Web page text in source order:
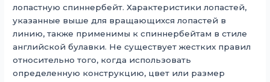
лопастную спиннербейт. Характеристики лопастей,
указанные выше для вращающихся лопастей в
линию, также применимы к спиннербейтам в стиле
английской булавки. Не существует жестких правил
относительно того, когда использовать
определенную конструкцию, цвет или размер